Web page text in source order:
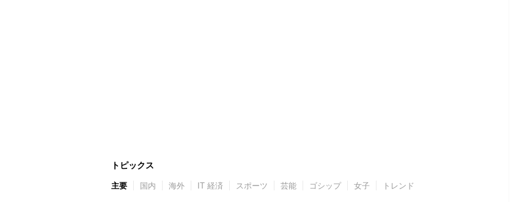
トピックス
主要 国内 海外 IT 経済 スポーツ 芸能 ゴシップ 女子 トレンド